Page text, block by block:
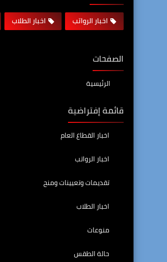
اخبار الرواتب اخبار الطلاب
الصفحات
الرئيسية
قائمة إفتراضية
اخبار القطاع العام
اخبار الرواتب
تقديمات وتعيينات ومنح
اخبار الطلاب
منوعات
حالة الطقس